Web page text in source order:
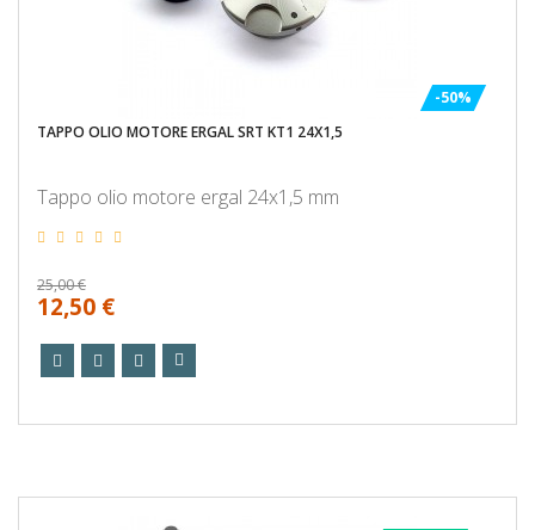
-50%
TAPPO OLIO MOTORE ERGAL SRT KT1 24X1,5
Tappo olio motore ergal 24x1,5 mm
25,00 €
12,50 €